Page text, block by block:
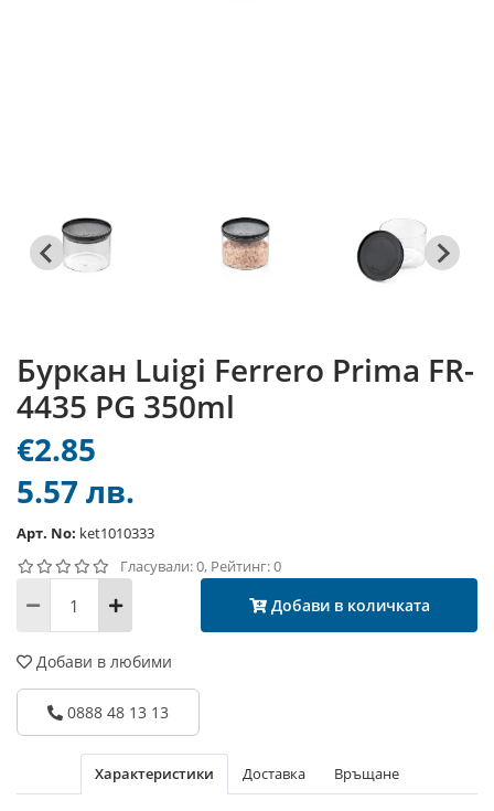
Буркан Luigi Ferrero Prima FR-
4435 PG 350ml
€2.85
5.57 лв.
Арт. No: ket1010333
Гласували: 0, Рейтинг: 0
Добави в количката
Добави в любими
0888 48 13 13
Характеристики Доставка Връщане